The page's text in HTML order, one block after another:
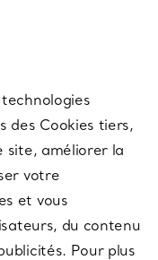
des Cookies tiers,
site, améliorer la
votre
et vous
du contenu
Pour plus